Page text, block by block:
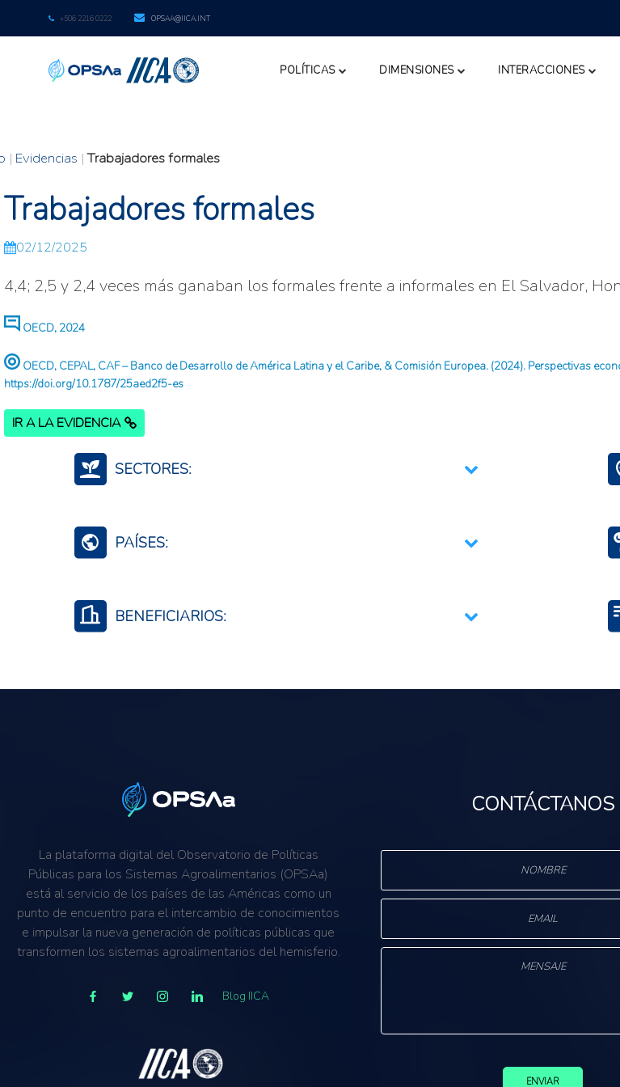
+506 2216 0222 OPSAA@IICA.INT
POLÍTICAS DIMENSIONES INTERACCIONES
| Evidencias | Trabajadores formales
Trabajadores formales
02/12/2025
4,4; 2,5 y 2,4 veces más ganaban los formales frente a informales en El Salvador,
OECD, 2024
OECD, CEPAL, CAF – Banco de Desarrollo de América Latina y el Caribe, & Comisión Europea. (2024). Perspectivas
https://doi.org/10.1787/25aed2f5-es
IR A LA EVIDENCIA
SECTORES:
PAÍSES:
Honduras
Perú BENEFICIARIOS:
La plataforma digital del Observatorio de Políticas
Públicas para los Sistemas Agroalimentarios (OPSAa)
está al servicio de los países de las Américas como un
punto de encuentro para el intercambio de conocimientos
e impulsar la nueva generación de políticas públicas que
transformen los sistemas agroalimentarios del hemisferio.
Blog IICA
CONTÁCTANOS
ENVIAR